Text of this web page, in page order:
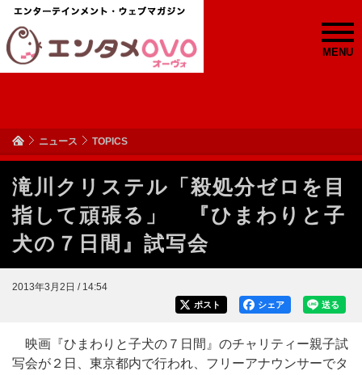
MENU
ニュース TOPICS
滝川クリステル「殺処分ゼロを目
指して頑張る」 『ひまわりと子
犬の７日間』試写会
2013年3月2日 / 14:54
送る
シェア
ポスト
映画『ひまわりと子犬の７日間』のチャリティー親子試
写会が２日、東京都内で行われ、フリーアナウンサーでタ